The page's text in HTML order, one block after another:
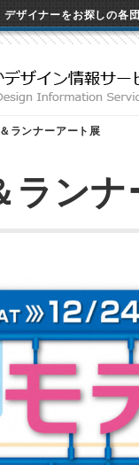
ザイナーをお探しの各
ランナーアート展
ランナ